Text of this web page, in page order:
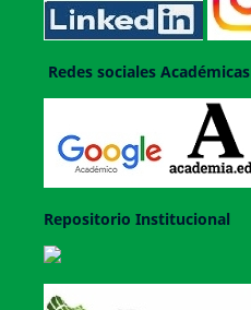
Redes sociales Académicas
Repositorio Institucional